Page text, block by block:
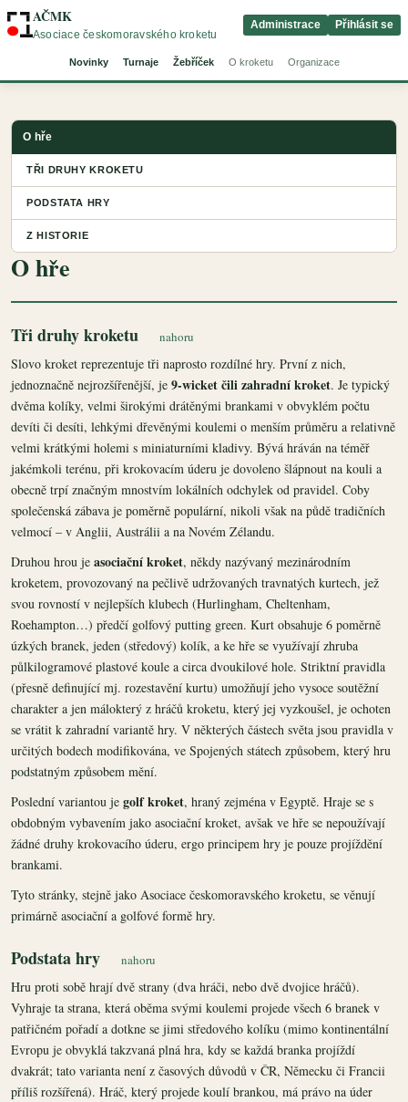
AČMK
Asociace českomoravského kroketu
Novinky Turnaje Žebříček O kroketu Organizace
Administrace Přihlásit se
O hře
Tři druhy kroketu nahoru
Slovo kroket reprezentuje tři naprosto rozdílné hry. První z nich,
jednoznačně nejrozšířenější, je 9-wicket čili zahradní kroket. Je typický
dvěma kolíky, velmi širokými drátěnými brankami v obvyklém počtu
devíti či desíti, lehkými dřevěnými koulemi o menším průměru a relativně
velmi krátkými holemi s miniaturními kladivy. Bývá hráván na téměř
jakémkoli terénu, při krokovacím úderu je dovoleno šlápnout na kouli a
obecně trpí značným mnostvím lokálních odchylek od pravidel. Coby
společenská zábava je poměrně populární, nikoli však na půdě tradičních
velmocí – v Anglii, Austrálii a na Novém Zélandu.
Druhou hrou je asociační kroket, někdy nazývaný mezinárodním
kroketem, provozovaný na pečlivě udržovaných travnatých kurtech, jež
svou rovností v nejlepších klubech (Hurlingham, Cheltenham,
Roehampton…) předčí golfový putting green. Kurt obsahuje 6 poměrně
úzkých branek, jeden (středový) kolík, a ke hře se využívají zhruba
půlkilogramové plastové koule a circa dvoukilové hole. Striktní pravidla
(přesně definující mj. rozestavění kurtu) umožňují jeho vysoce soutěžní
charakter a jen málokterý z hráčů kroketu, který jej vyzkoušel, je ochoten
se vrátit k zahradní variantě hry. V některých částech světa jsou pravidla v
určitých bodech modifikována, ve Spojených státech způsobem, který hru
podstatným způsobem mění.
Poslední variantou je golf kroket, hraný zejména v Egyptě. Hraje se s
obdobným vybavením jako asociační kroket, avšak ve hře se nepoužívají
žádné druhy krokovacího úderu, ergo principem hry je pouze projíždění
brankami.
Tyto stránky, stejně jako Asociace českomoravského kroketu, se věnují
primárně asociační a golfové formě hry.
Podstata hry nahoru
Hru proti sobě hrají dvě strany (dva hráči, nebo dvě dvojice hráčů).
Vyhraje ta strana, která oběma svými koulemi projede všech 6 branek v
patřičném pořadí a dotkne se jimi středového kolíku (mimo kontinentální
Evropu je obvyklá takzvaná plná hra, kdy se každá branka projíždí
dvakrát; tato varianta není z časových důvodů v ČR, Německu či Francii
příliš rozšířená). Hráč, který projede koulí brankou, má právo na úder
O hře
TŘI DRUHY KROKETU
PODSTATA HRY
Z HISTORIE